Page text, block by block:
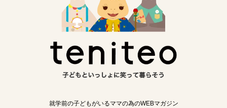
就学前の子どもがいるママの為のWEBマガジン